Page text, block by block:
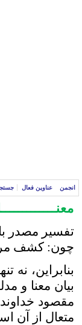
انجمن عناوین فعال
تفسیر مصدر
چون: کشف
بنابراین،
بیان معنا و
مقصود
متعال از آن